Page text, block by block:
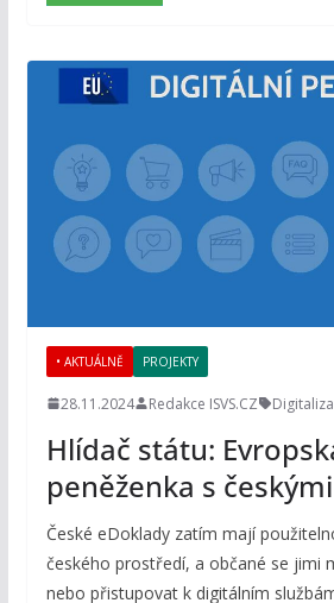
• AKTUÁLNĚ PROJEKTY
28.11.2024 Redakce ISVS.CZ
Hlídač státu:
peněženka s
České eDoklady zatím mají
českého prostředí, a občané se jimi
nebo přistupovat k digitálním